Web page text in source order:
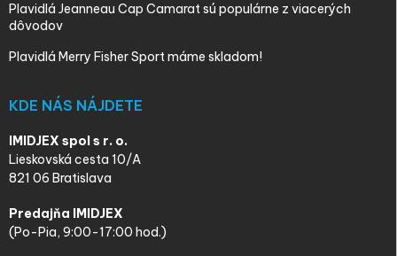
Plavidlá Jeanneau Cap Camarat sú populárne z viacerých
dôvodov
Plavidlá Merry Fisher Sport máme skladom!
KDE NÁS NÁJDETE
IMIDJEX spol s r. o.
Lieskovská cesta 10/A
821 06 Bratislava
Predajňa IMIDJEX
(Po-Pia, 9:00-17:00 hod.)